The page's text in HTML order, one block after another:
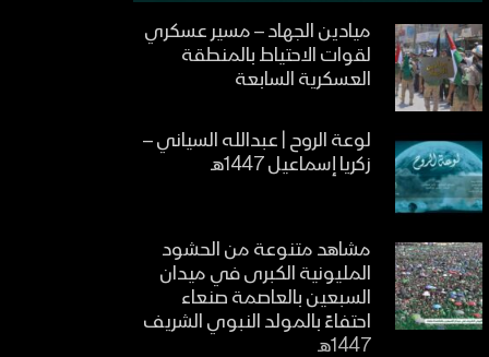
ميادين الجهاد – مسير عسكري
لقوات الاحتياط بالمنطقة
العسكرية السابعة
لوعة الروح | عبدالله السياني –
زكريا إسماعيل 1447هـ
مشاهد متنوعة من الحشود
المليونية الكبرى في ميدان
السبعين بالعاصمة صنعاء
احتفاءً بالمولد النبوي الشريف
1447هـ